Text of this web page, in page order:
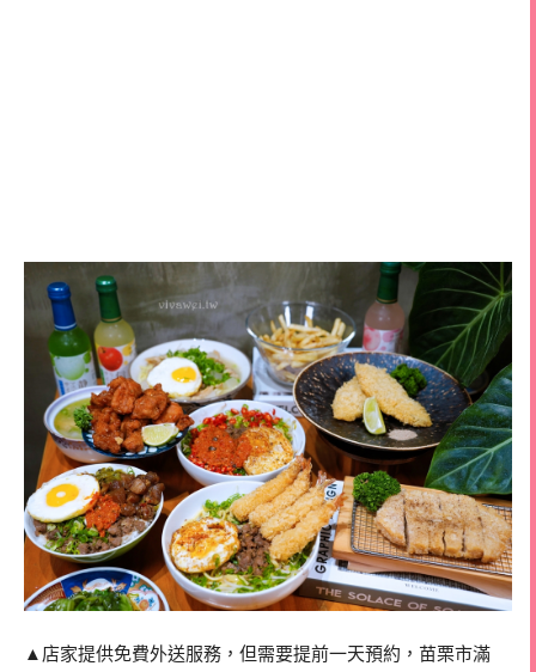
▲店家提供免費外送服務，但需要提前一天預約，苗栗市滿